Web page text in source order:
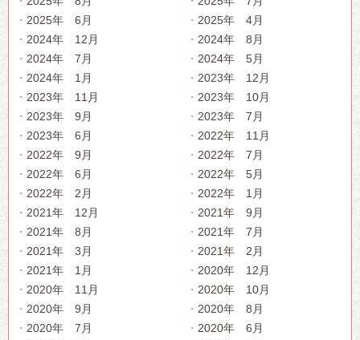
2025年 6月
2025年 4月
2024年 12月
2024年 8月
2024年 7月
2024年 5月
2024年 1月
2023年 12月
2023年 11月
2023年 10月
2023年 9月
2023年 7月
2023年 6月
2022年 11月
2022年 9月
2022年 7月
2022年 6月
2022年 5月
2022年 2月
2022年 1月
2021年 12月
2021年 9月
2021年 8月
2021年 7月
2021年 3月
2021年 2月
2021年 1月
2020年 12月
2020年 11月
2020年 10月
2020年 9月
2020年 8月
2020年 7月
2020年 6月